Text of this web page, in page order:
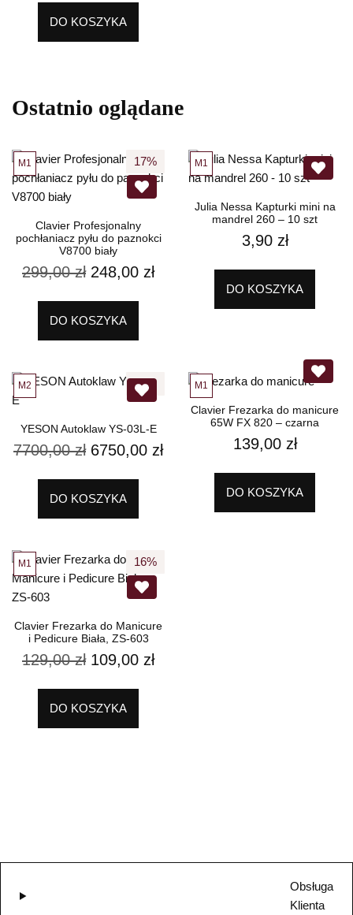
DO KOSZYKA
Ostatnio oglądane
17%
M1
Clavier Profesjonalny
pochłaniacz pyłu do paznokci
V8700 biały
299,00zł 248,00 zł
DO KOSZYKA
M1
Julia Nessa Kapturki mini na
mandrel 260 – 10 szt
3,90 zł
DO KOSZYKA
12%
M2
YESON Autoklaw YS-03L-E
7700,00zł 6750,00 zł
DO KOSZYKA
M1
Clavier Frezarka do manicure
65W FX 820 – czarna
139,00 zł
DO KOSZYKA
16%
M1
Clavier Frezarka do Manicure
i Pedicure Biała, ZS-603
129,00zł 109,00 zł
DO KOSZYKA
Obsługa
Klienta